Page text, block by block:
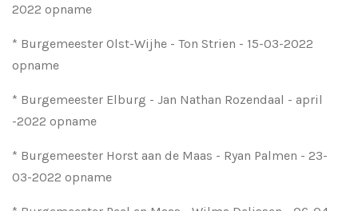
2022 opname
* Burgemeester Olst-Wijhe - Ton Strien - 15-03-2022
opname
* Burgemeester Elburg - Jan Nathan Rozendaal - april
-2022 opname
* Burgemeester Horst aan de Maas - Ryan Palmen - 23-
03-2022 opname